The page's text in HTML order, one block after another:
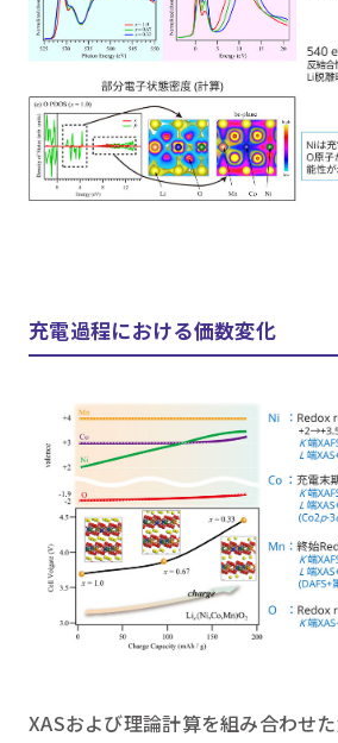
充電過程における価数変化
XASおよび理論計算を組み合わせ